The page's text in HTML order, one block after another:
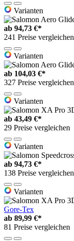
Varianten
ab 94,73 €*
241 Preise vergleichen
Varianten
ab 104,03 €*
327 Preise vergleichen
Varianten
ab 43,49 €*
29 Preise vergleichen
Varianten
ab 94,73 €*
138 Preise vergleichen
Varianten
Gore-Tex
ab 89,99 €*
81 Preise vergleichen